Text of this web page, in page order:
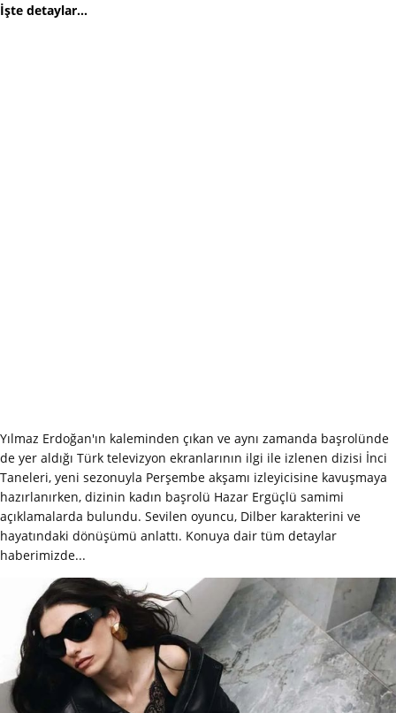
İşte detaylar...
Yılmaz Erdoğan'ın kaleminden çıkan ve aynı zamanda başrolünde
de yer aldığı Türk televizyon ekranlarının ilgi ile izlenen dizisi İnci
Taneleri, yeni sezonuyla Perşembe akşamı izleyicisine kavuşmaya
hazırlanırken, dizinin kadın başrolü Hazar Ergüçlü samimi
açıklamalarda bulundu. Sevilen oyuncu, Dilber karakterini ve
hayatındaki dönüşümü anlattı. Konuya dair tüm detaylar
haberimizde...